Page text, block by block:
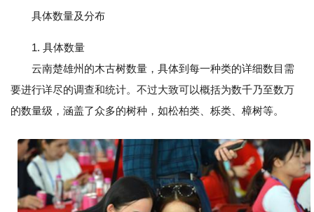
具体数量及分布
1. 具体数量
云南楚雄州的木古树数量，具体到每一种类的详细数目需
要进行详尽的调查和统计。不过大致可以概括为数千乃至数万
的数量级，涵盖了众多的树种，如松柏类、栎类、樟树等。